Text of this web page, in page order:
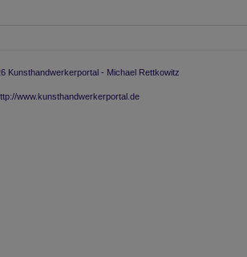
Kunsthandwerkerportal - Michael Rettkowitz
www.kunsthandwerkerportal.de